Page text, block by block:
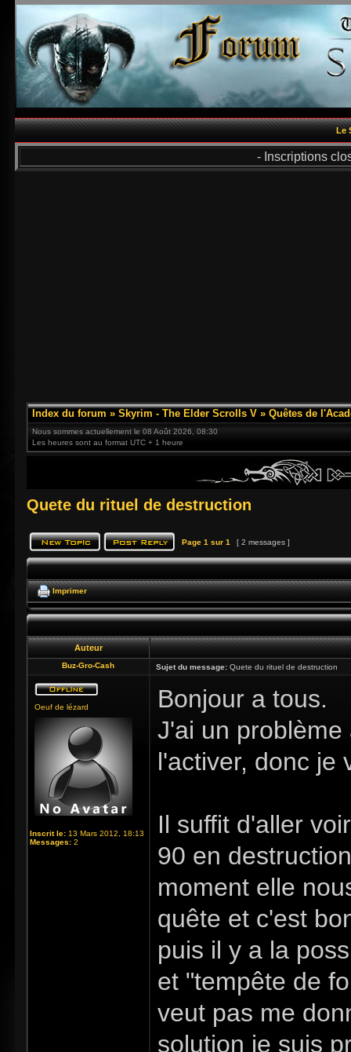
Le
- Inscriptions
Index du forum » Skyrim - The Elder Scrolls V » Quêtes de
Nous sommes actuellement le 08 Août 2026, 08:30
Les heures sont au format UTC + 1 heure
Quete du rituel de destruction
Page 1 sur 1 [ 2 messages ]
Imprimer
Auteur
Buz-Gro-Cash Sujet du message: Quete du rituel de destruction
Oeuf de lézard
Inscrit le: 13 Mars 2012, 18:13
Messages: 2
Bonjour a tous.
J'ai un
l'activer, donc je
Il suffit d'aller
90 en
moment elle
quête et c'est
puis il y a la
et "tempête de
veut pas me
solution je suis